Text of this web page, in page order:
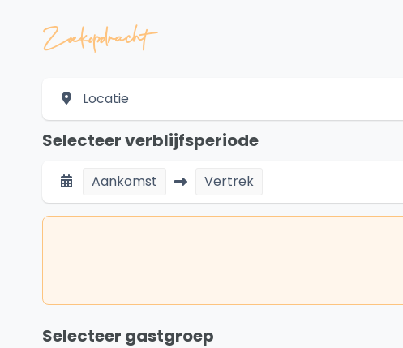
Zoekopdracht
Locatie
Selecteer verblijfsperiode
Aankomst Vertrek
Selecteer gastgroep